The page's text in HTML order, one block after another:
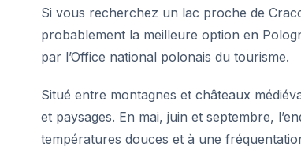
Si vous recherchez un lac proche de
probablement la meilleure option en
par l’Office national polonais du tourisme.
Situé entre montagnes et châteaux
et paysages. En mai, juin et septembre,
températures douces et à une